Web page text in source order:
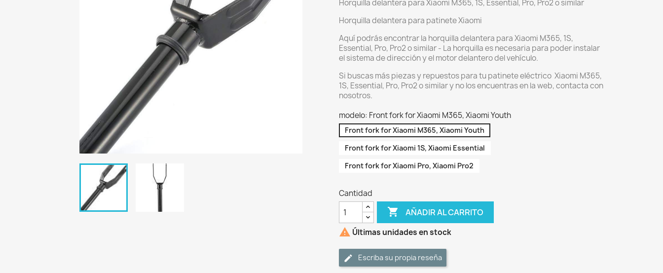
Horquilla delantera para Xiaomi M365, 1S, Essential, Pro, Pro2 o similar
Horquilla delantera para patinete Xiaomi
Aquí podrás encontrar la horquilla delantera para Xiaomi M365, 1S,
Essential, Pro, Pro2 o similar - La horquilla es necesaria para poder instalar
el sistema de dirección y el motor delantero del vehículo.
Si buscas más piezas y repuestos para tu patinete eléctrico Xiaomi M365,
1S, Essential, Pro, Pro2 o similar y no los encuentras en la web, contacta con
nosotros.
modelo: Front fork for Xiaomi M365, Xiaomi Youth
Front fork for Xiaomi M365, Xiaomi Youth
Front fork for Xiaomi 1S, Xiaomi Essential
Front fork for Xiaomi Pro, Xiaomi Pro2
Cantidad
 AÑADIR AL CARRITO
 Últimas unidades en stock
Escriba su propia reseña